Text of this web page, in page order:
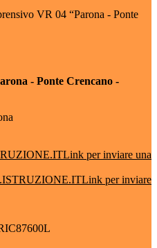
VR 04 “Parona - Ponte
- Ponte Crencano -
Link per inviare una
Link per inviare